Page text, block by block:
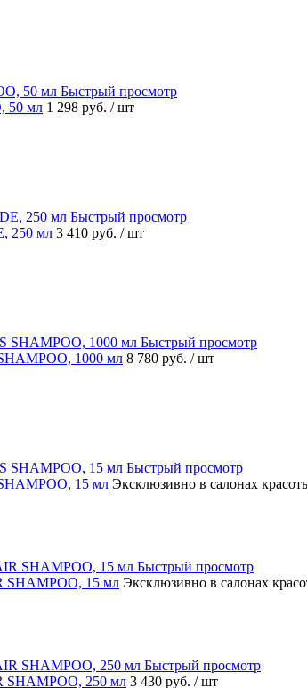
Быстрый просмотр
50 мл 1 298 руб. / шт
Быстрый просмотр
250 мл 3 410 руб. / шт
Быстрый просмотр
1000 мл 8 780 руб. / шт
Быстрый просмотр
15 мл Эксклюзивно в салонах
Быстрый просмотр
SHAMPOO, 15 мл Эксклюзивно в салонах
Быстрый просмотр
SHAMPOO, 250 мл 3 430 руб. / шт